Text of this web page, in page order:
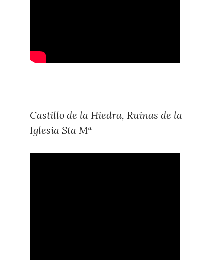
Castillo de la Hiedra, Ruinas de la
Iglesia Sta Mª